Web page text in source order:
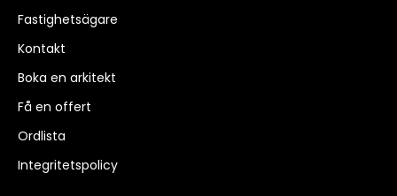
Fastighetsägare
Kontakt
Boka en arkitekt
Få en offert
Ordlista
Integritetspolicy